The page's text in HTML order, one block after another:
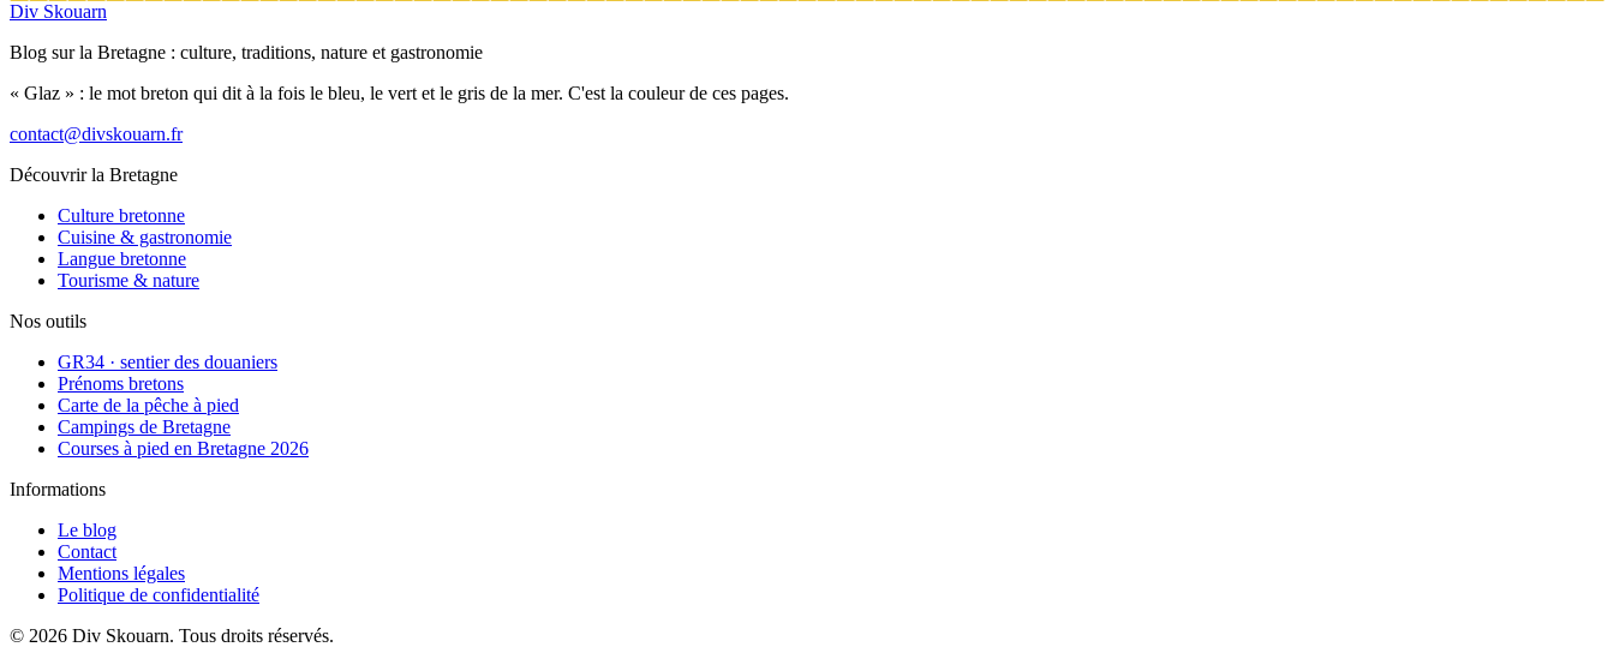
Div Skouarn
Blog sur la Bretagne : culture, traditions, nature et gastronomie
« Glaz » : le mot breton qui dit à la fois le bleu, le vert et le gris de la mer. C'est la couleur de ces pages.
contact@divskouarn.fr
Découvrir la Bretagne
Culture bretonne
Cuisine & gastronomie
Langue bretonne
Tourisme & nature
Nos outils
GR34 · sentier des douaniers
Prénoms bretons
Carte de la pêche à pied
Campings de Bretagne
Courses à pied en Bretagne 2026
Informations
Le blog
Contact
Mentions légales
Politique de confidentialité
© 2026 Div Skouarn. Tous droits réservés.